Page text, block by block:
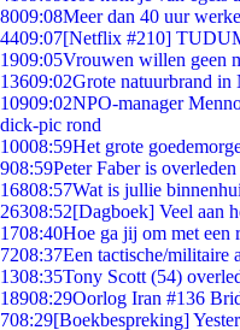
8009:08Meer dan 40 uur
4409:07[Netflix #210]
1909:05Vrouwen willen geen
13609:02Grote natuurbrand
10909:02NPO-manager
dick-pic rond
10008:59Het grote
908:59Peter Faber is overleden
16808:57Wat is jullie
26308:52[Dagboek] Veel aan
1708:40Hoe ga jij om met een
7208:37Een tactische/militaire
1308:35Tony Scott (54)
18908:29Oorlog Iran #136
708:29[Boekbespreking]